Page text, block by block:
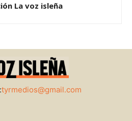
La voz isleña
tyrmedios@gmail.com